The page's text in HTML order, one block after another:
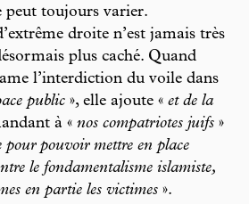
peut toujours varier.
droite n’est jamais très
plus caché. Quand
l’interdiction du voile dans
public », elle ajoute « et de la
à « nos compatriotes juifs »
pour pouvoir mettre en place
le fondamentalisme islamiste,
en partie les victimes ».